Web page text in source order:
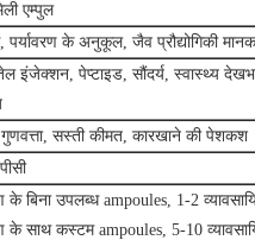
एम्पुल
पर्यावरण के अनुकूल, जैव प्रौद्योगिकी मानक
इंजेक्शन, पेप्टाइड, सौंदर्य, स्वास्थ्य
सस्ती कीमत, कारखाने की पेशकश
के बिना उपलब्ध ampoules, 1-2
के साथ कस्टम ampoules, 5-10